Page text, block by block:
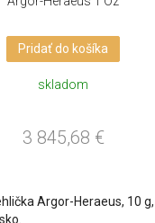
Pridať do košíka
skladom
3 845,68 €